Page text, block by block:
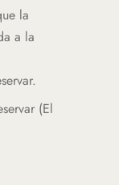
la
a la
(El